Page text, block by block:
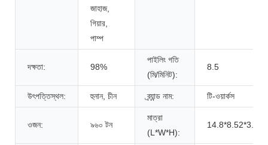
জাহাজ,
গিয়ার,
পাম্প
দক্ষতা: 98%
পাইলিং গতি
(মি/মিনিট):
8.5
উৎপত্তিস্থল: হুনান, চীন ব্র্যান্ড নাম: টি-ওয়ার্কস
ওজন: ৯৬০ টন
মাত্রা
(L*W*H):
14.8*8.52*3.4